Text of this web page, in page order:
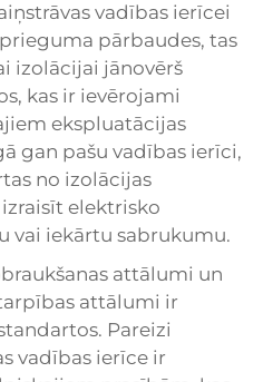
vadības ierīcei
pārbaudes, tas
izolācijai jānovērš
kas ir ievērojami
ekspluatācijas
gan pašu vadības ierīci,
no izolācijas
elektrisko
vai iekārtu sabrukumu.
attālumi un
attālumi ir
Pareizi
vadības ierīce ir